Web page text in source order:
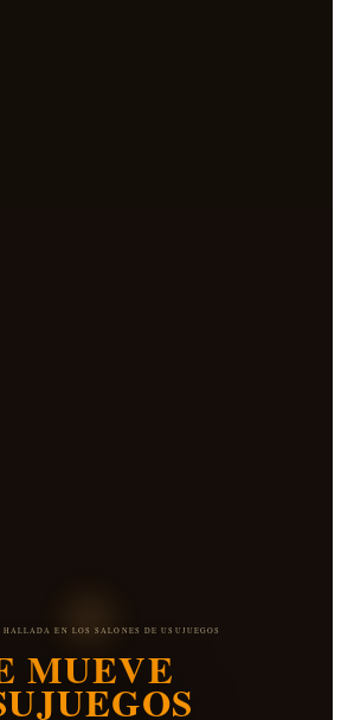
HALLADA EN LOS SALONES DE USUJUEGOS
MUEVE